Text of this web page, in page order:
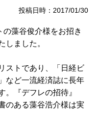
投稿日時：2017/01/30
藻谷俊介様をお招き
しました。
ストであり、「日経ビ
など一流経済誌に長年
。『デフレの招待』
のある藻谷浩介様は実